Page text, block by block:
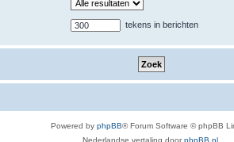
tekens in berichten
Powered by phpBB® Forum Software © phpBB
Nederlandse vertaling doorphpBB.nl